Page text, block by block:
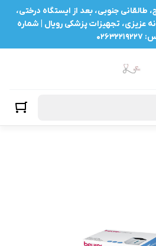
جنوبی، بعد از ایستگاه درختی،
عزیزی، تجهیزات پزشکی رویال | شماره